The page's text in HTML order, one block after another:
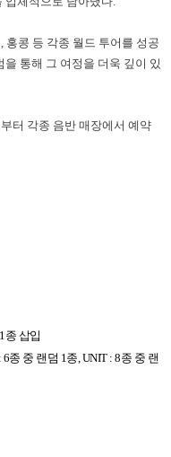
, 홍콩 등 각종 월드 투어를 성공
을 통해 그 여정을 더욱 깊이 있
터 각종 음반 매장에서 예약
1종 삽입
6종 중 랜덤 1종, UNIT : 8종 중 랜